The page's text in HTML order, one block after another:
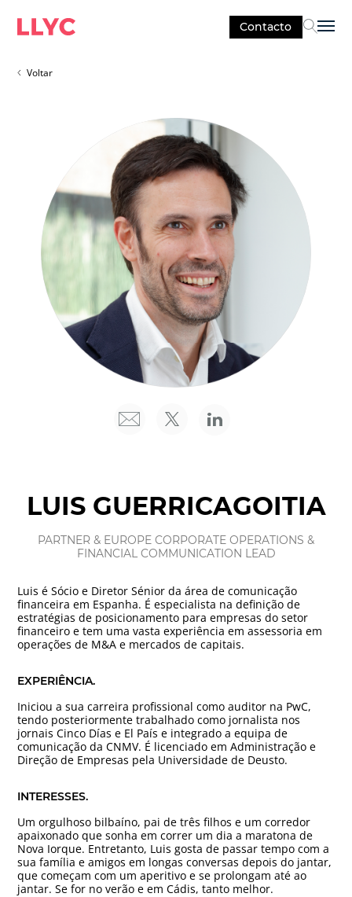
Contacto
Voltar
LUIS GUERRICAGOITIA
PARTNER & EUROPE CORPORATE OPERATIONS &
FINANCIAL COMMUNICATION LEAD
Luis é Sócio e Diretor Sénior da área de comunicação
financeira em Espanha. É especialista na definição de
estratégias de posicionamento para empresas do setor
financeiro e tem uma vasta experiência em assessoria em
operações de M&A e mercados de capitais.
EXPERIÊNCIA.
Iniciou a sua carreira profissional como auditor na PwC,
tendo posteriormente trabalhado como jornalista nos
jornais Cinco Días e El País e integrado a equipa de
comunicação da CNMV. É licenciado em Administração e
Direção de Empresas pela Universidade de Deusto.
INTERESSES.
Um orgulhoso bilbaíno, pai de três filhos e um corredor
apaixonado que sonha em correr um dia a maratona de
Nova Iorque. Entretanto, Luis gosta de passar tempo com a
sua família e amigos em longas conversas depois do jantar,
que começam com um aperitivo e se prolongam até ao
jantar. Se for no verão e em Cádis, tanto melhor.